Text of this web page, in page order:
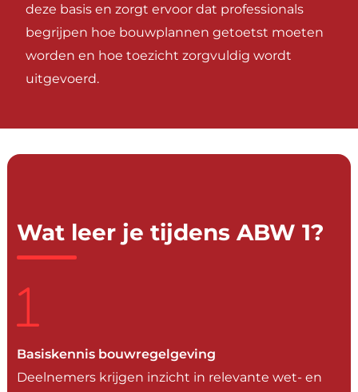
deze basis en zorgt ervoor dat professionals
begrijpen hoe bouwplannen getoetst moeten
worden en hoe toezicht zorgvuldig wordt
uitgevoerd.
Wat leer je tijdens ABW 1?
Basiskennis bouwregelgeving
Deelnemers krijgen inzicht in relevante wet- en